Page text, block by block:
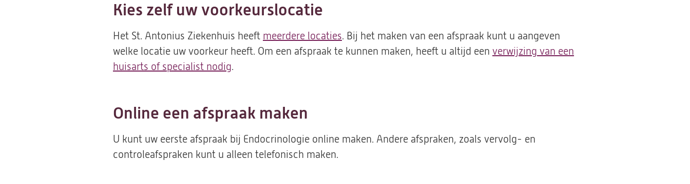
Kies zelf uw voorkeurslocatie
Het St. Antonius Ziekenhuis heeft meerdere locaties. Bij het maken van een afspraak kunt u aangeven
welke locatie uw voorkeur heeft. Om een afspraak te kunnen maken, heeft u altijd een verwijzing van een
huisarts of specialist nodig.
Online een afspraak maken
U kunt uw eerste afspraak bij Endocrinologie online maken. Andere afspraken, zoals vervolg- en
controleafspraken kunt u alleen telefonisch maken.